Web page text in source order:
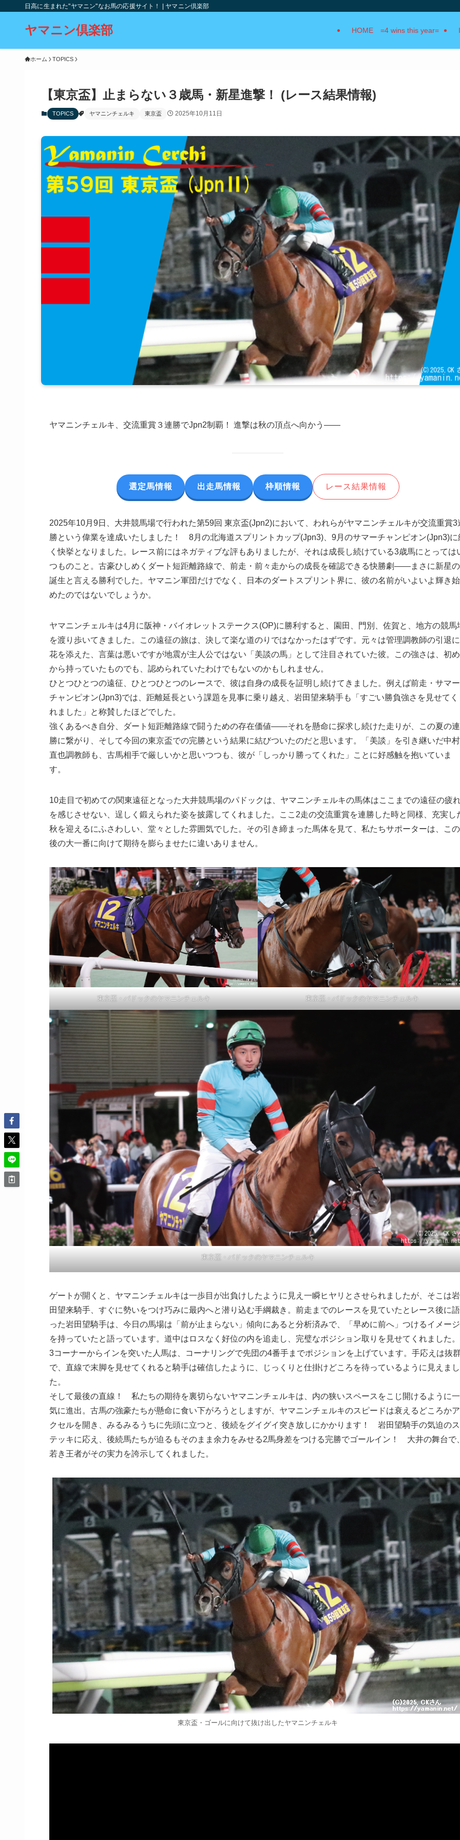
日高に生まれた"ヤマニン"なお馬の応援サイト！ | ヤマニン倶楽部
ヤマニン倶楽部 HOME =4 wins this year=
ホーム TOPICS
【東京盃】止まらない３歳馬・新星進撃！ (レース結果情報)
TOPICS ヤマニンチェルキ 東京盃 2025年10月11日
ヤマニンチェルキ、交流重賞３連勝でJpn2制覇！ 進撃は秋の頂点へ向かう――
選定馬情報 出走馬情報 枠順情報 レース結果情報
2025年10月9日、大井競馬場で行われた第59回 東京盃(Jpn2)において、われらがヤマニンチェルキが交流重賞3
勝という偉業を達成いたしました！ 8月の北海道スプリントカップ(Jpn3)、9月のサマーチャンピオン(Jpn3)に
く快挙となりました。レース前にはネガティブな評もありましたが、それは成長し続けている3歳馬にとっては
つものこと。古豪ひしめくダート短距離路線で、前走・前々走からの成長を確認できる快勝劇――まさに新星の
誕生と言える勝利でした。ヤマニン軍団だけでなく、日本のダートスプリント界に、彼の名前がいよいよ輝き始
めたのではないでしょうか。
ヤマニンチェルキは4月に阪神・バイオレットステークス(OP)に勝利すると、園田、門別、佐賀と、地方の競馬
を渡り歩いてきました。この遠征の旅は、決して楽な道のりではなかったはずです。元々は管理調教師の引退に
花を添えた、言葉は悪いですが地震が主人公ではない「美談の馬」として注目されていた彼。この強さは、初め
から持っていたものでも、認められていたわけでもないのかもしれません。
ひとつひとつの遠征、ひとつひとつのレースで、彼は自身の成長を証明し続けてきました。例えば前走・サマー
チャンピオン(Jpn3)では、距離延長という課題を見事に乗り越え、岩田望来騎手も「すごい勝負強さを見せてく
れました」と称賛したほどでした。
強くあるべき自分、ダート短距離路線で闘うための存在価値――それを懸命に探求し続けた走りが、この夏の連
勝に繋がり、そして今回の東京盃での完勝という結果に結びついたのだと思います。「美談」を引き継いだ中村
直也調教師も、古馬相手で厳しいかと思いつつも、彼が「しっかり勝ってくれた」ことに好感触を抱いていま
す。
10走目で初めての関東遠征となった大井競馬場のパドックは、ヤマニンチェルキの馬体はここまでの遠征の疲
を感じさせない、逞しく鍛えられた姿を披露してくれました。ここ2走の交流重賞を連勝した時と同様、充実し
秋を迎えるにふさわしい、堂々とした雰囲気でした。その引き締まった馬体を見て、私たちサポーターは、この
後の大一番に向けて期待を膨らませたに違いありません。
東京盃・パドックのヤマニンチェルキ 東京盃・パドックのヤマニンチェルキ
東京盃・パドックのヤマニンチェルキ
ゲートが開くと、ヤマニンチェルキは一歩目が出負けしたように見え一瞬ヒヤリとさせられましたが、そこは岩
田望来騎手、すぐに勢いをつけ巧みに最内へと潜り込む手綱裁き。前走までのレースを見ていたとレース後に語
った岩田望騎手は、今日の馬場は「前が止まらない」傾向にあると分析済みで、「早めに前へ」つけるイメージ
を持っていたと語っています。道中はロスなく好位の内を追走し、完璧なポジション取りを見せてくれました。
3コーナーからインを突いた人馬は、コーナリングで先団の4番手までポジションを上げています。手応えは抜
で、直線で末脚を見せてくれると騎手は確信したように、じっくりと仕掛けどころを待っているように見えまし
た。
そして最後の直線！ 私たちの期待を裏切らないヤマニンチェルキは、内の狭いスペースをこじ開けるように一
気に進出。古馬の強豪たちが懸命に食い下がろうとしますが、ヤマニンチェルキのスピードは衰えるどころかア
クセルを開き、みるみるうちに先頭に立つと、後続をグイグイ突き放しにかかります！ 岩田望騎手の気迫のス
テッキに応え、後続馬たちが迫るもそのまま余力をみせる2馬身差をつける完勝でゴールイン！ 大井の舞台で
若き王者がその実力を誇示してくれました。
東京盃・ゴールに向けて抜け出したヤマニンチェルキ